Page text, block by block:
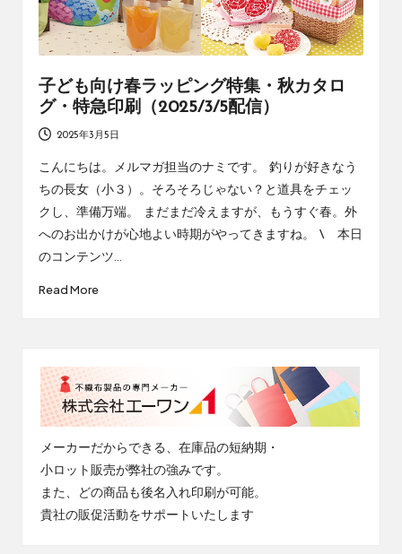
子ども向け春ラッピング特集・秋カタロ
グ・特急印刷（2025/3/5配信）
2025年3月5日
こんにちは。メルマガ担当のナミです。 釣りが好きなう
ちの長女（小３）。そろそろじゃない？と道具をチェッ
クし、準備万端。 まだまだ冷えますが、もうすぐ春。外
へのお出かけが心地よい時期がやってきますね。 \ 本日
のコンテンツ…
Read More
メーカーだからできる、在庫品の短納期・
小ロット販売が弊社の強みです。
また、どの商品も後名入れ印刷が可能。
貴社の販促活動をサポートいたします